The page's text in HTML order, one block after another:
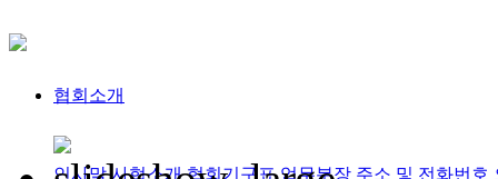
협회소개
인사말 사협소개 협회기구표 업무분장 주소 및 전화번호